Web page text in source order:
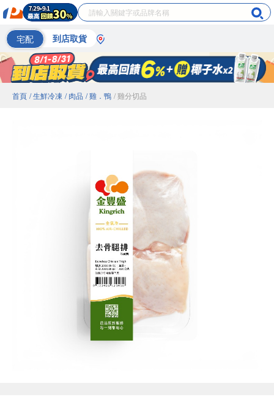
宅配 到店取貨
首頁 / 生鮮冷凍 / 肉品 / 雞．鴨 / 雞分切品